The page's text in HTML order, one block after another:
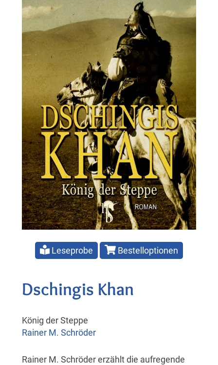
Leseprobe Bestelloptionen
Dschingis Khan
König der Steppe
Rainer M. Schröder
Rainer M. Schröder erzählt die aufregende